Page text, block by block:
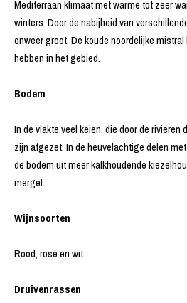
Mediterraan klimaat met warme tot zeer
winters. Door de nabijheid van
onweer groot. De koude noordelijke
hebben in het gebied.
Bodem
In de vlakte veel keien, die door de rivieren
zijn afgezet. In de heuvelachtige delen
de bodem uit meer kalkhoudende
mergel.
Wijnsoorten
Rood, rosé en wit.
Druivenrassen